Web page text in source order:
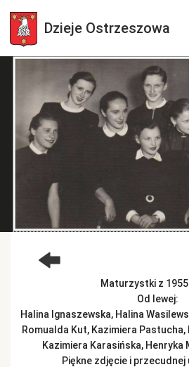
Dzieje Ostrzeszowa
Wszystkie zdjęcia
Kategorie zdjęć
Zaloguj się
+ Dodaj zdjęcia
Maturzystki z
Od lewej:
Halina Ignaszewska, Halina
Romualda Kut, Kazimiera Pastucha,
Kazimiera Karasińska, Henryka
Piękne zdjęcie i